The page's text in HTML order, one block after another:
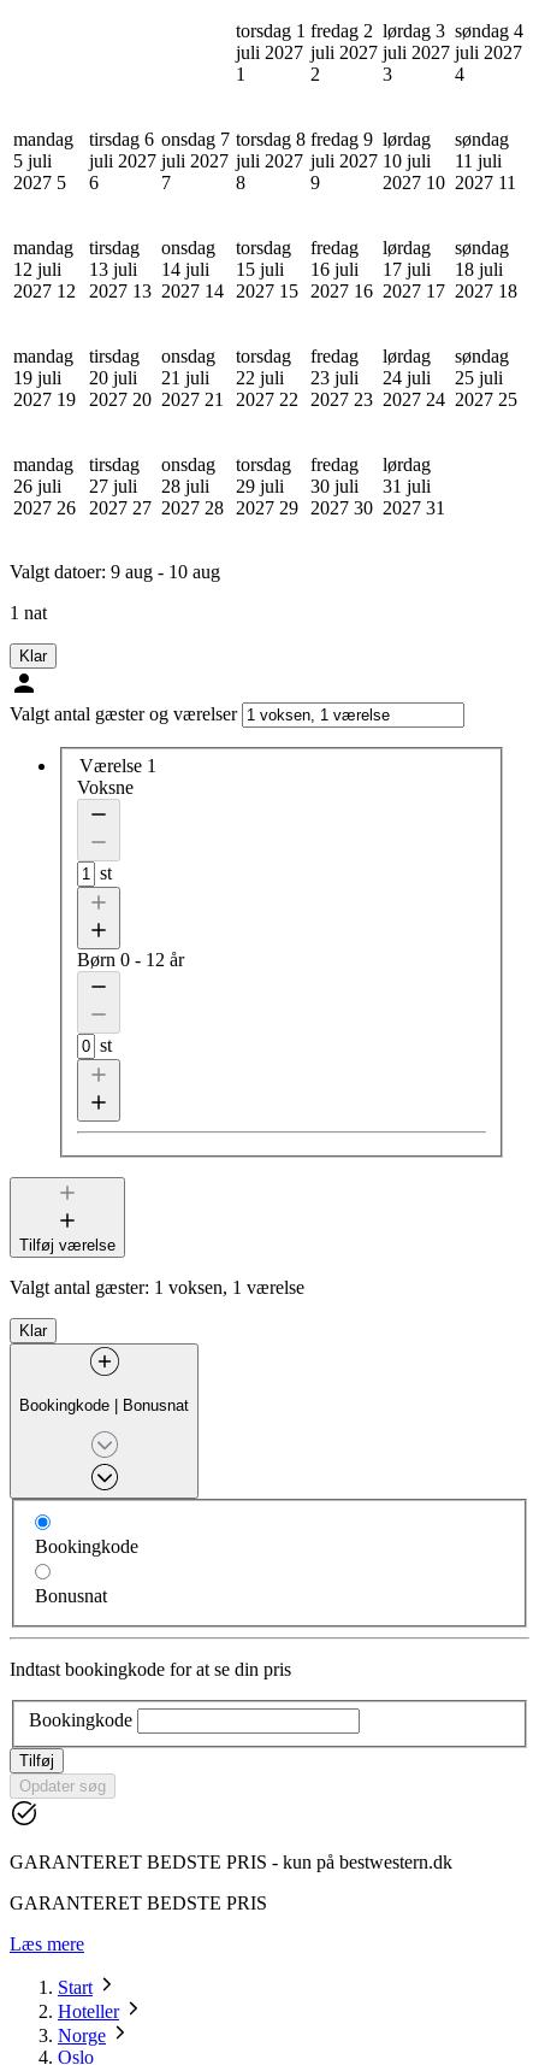
torsdag 1
juli 2027
1
fredag 2
juli 2027
2
lørdag 3
juli 2027
3
søndag 4
juli 2027
4
mandag
5 juli
2027 5
tirsdag 6
juli 2027
6
onsdag 7
juli 2027
7
torsdag 8
juli 2027
8
fredag 9
juli 2027
9
lørdag
10 juli
2027 10
søndag
11 juli
2027 11
mandag
12 juli
2027 12
tirsdag
13 juli
2027 13
onsdag
14 juli
2027 14
torsdag
15 juli
2027 15
fredag
16 juli
2027 16
lørdag
17 juli
2027 17
søndag
18 juli
2027 18
mandag
19 juli
2027 19
tirsdag
20 juli
2027 20
onsdag
21 juli
2027 21
torsdag
22 juli
2027 22
fredag
23 juli
2027 23
lørdag
24 juli
2027 24
søndag
25 juli
2027 25
mandag
26 juli
2027 26
tirsdag
27 juli
2027 27
onsdag
28 juli
2027 28
torsdag
29 juli
2027 29
fredag
30 juli
2027 30
lørdag
31 juli
2027 31
Valgt datoer: 9 aug - 10 aug
1 nat
Klar
Valgt antal gæster og værelser
Værelse 1
Voksne
st
Børn 0 - 12 år
st
Tilføj værelse
Valgt antal gæster: 1 voksen, 1 værelse
Klar
Bookingkode | Bonusnat
Bookingkode
Bonusnat
Indtast bookingkode for at se din pris
Bookingkode
Tilføj
Opdater søg
GARANTERET BEDSTE PRIS - kun på bestwestern.dk
GARANTERET BEDSTE PRIS
Læs mere
Start
Hoteller
Norge
Oslo